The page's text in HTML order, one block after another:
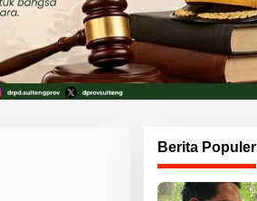
Berita Populer